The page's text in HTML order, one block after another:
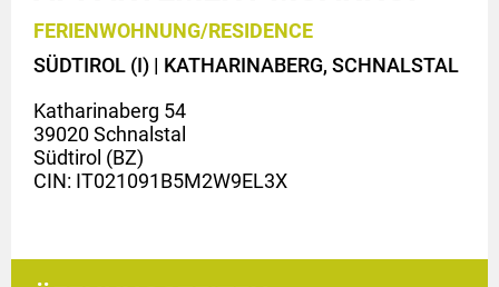
FERIENWOHNUNG/RESIDENCE
SÜDTIROL (I) | KATHARINABERG, SCHNALSTAL
Katharinaberg 54
39020 Schnalstal
Südtirol (BZ)
CIN: IT021091B5M2W9EL3X